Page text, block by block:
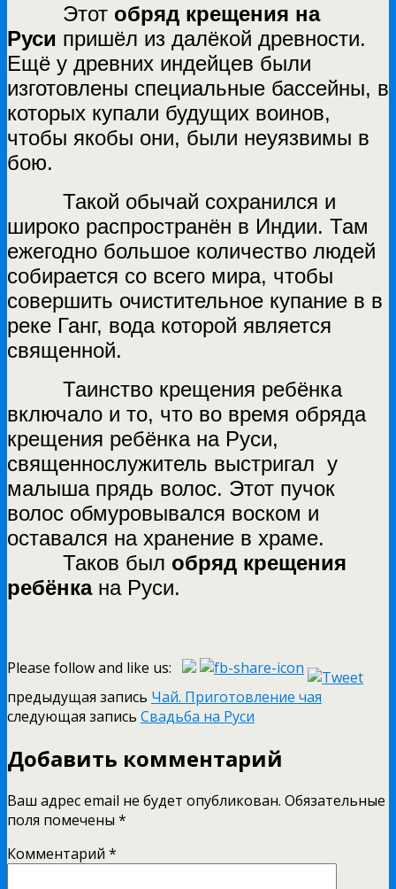
Этот обряд крещения на
Руси пришёл из далёкой древности.
Ещё у древних индейцев были
изготовлены специальные бассейны, в
которых купали будущих воинов,
чтобы якобы они, были неуязвимы в
бою.
Такой обычай сохранился и
широко распространён в Индии. Там
ежегодно большое количество людей
собирается со всего мира, чтобы
совершить очистительное купание в в
реке Ганг, вода которой является
священной.
Таинство крещения ребёнка
включало и то, что во время обряда
крещения ребёнка на Руси,
священнослужитель выстригал у
малыша прядь волос. Этот пучок
волос обмуровывался воском и
оставался на хранение в храме.
Таков был обряд крещения
ребёнкана Руси.
Please follow and like us:
предыдущая запись Чай. Приготовление чая
следующая запись Свадьба на Руси
Добавить комментарий
Ваш адрес email не будет опубликован. Обязательные
поля помечены *
Комментарий *